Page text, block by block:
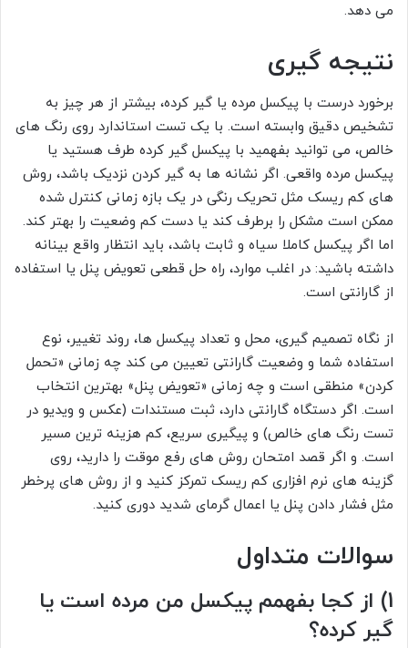
می دهد.
نتیجه گیری
برخورد درست با پیکسل مرده یا گیر کرده، بیشتر از هر چیز به
تشخیص دقیق وابسته است. با یک تست استاندارد روی رنگ های
خالص، می توانید بفهمید با پیکسل گیر کرده طرف هستید یا
پیکسل مرده واقعی. اگر نشانه ها به گیر کردن نزدیک باشد، روش
های کم ریسک مثل تحریک رنگی در یک بازه زمانی کنترل شده
ممکن است مشکل را برطرف کند یا دست کم وضعیت را بهتر کند.
اما اگر پیکسل کاملا سیاه و ثابت باشد، باید انتظار واقع بینانه
داشته باشید: در اغلب موارد، راه حل قطعی تعویض پنل یا استفاده
از گارانتی است.
از نگاه تصمیم گیری، محل و تعداد پیکسل ها، روند تغییر، نوع
استفاده شما و وضعیت گارانتی تعیین می کند چه زمانی «تحمل
کردن» منطقی است و چه زمانی «تعویض پنل» بهترین انتخاب
است. اگر دستگاه گارانتی دارد، ثبت مستندات (عکس و ویدیو در
تست رنگ های خالص) و پیگیری سریع، کم هزینه ترین مسیر
است. و اگر قصد امتحان روش های رفع موقت را دارید، روی
گزینه های نرم افزاری کم ریسک تمرکز کنید و از روش های پرخطر
مثل فشار دادن پنل یا اعمال گرمای شدید دوری کنید.
سوالات متداول
1) از کجا بفهمم پیکسل من مرده است یا
گیر کرده؟